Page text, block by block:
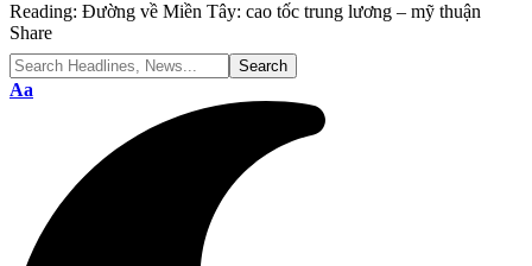
Reading: Đường về Miền Tây: cao tốc trung lương – mỹ thuận
Share
Font
Aa